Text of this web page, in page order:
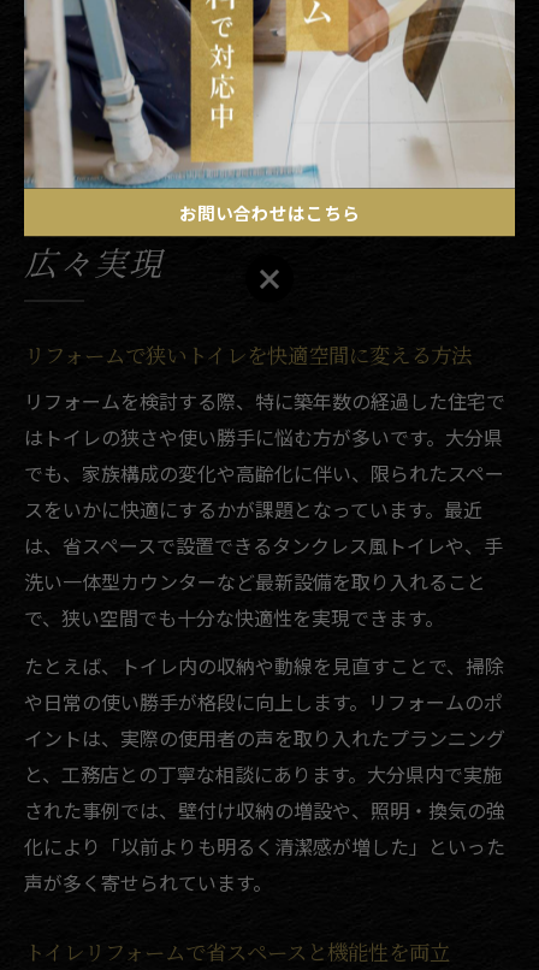
ーが丁寧だった」という声もあります。初心者の方は、
実績豊富なリフォーム業者のサポートを活用すること
で、安心して太陽光自家消費化を進められます。
狭いトイレ空間をリフォームで
広々実現
リフォームで狭いトイレを快適空間に変える方法
リフォームを検討する際、特に築年数の経過した住宅で
はトイレの狭さや使い勝手に悩む方が多いです。大分県
でも、家族構成の変化や高齢化に伴い、限られたスペー
スをいかに快適にするかが課題となっています。最近
は、省スペースで設置できるタンクレス風トイレや、手
洗い一体型カウンターなど最新設備を取り入れること
で、狭い空間でも十分な快適性を実現できます。
たとえば、トイレ内の収納や動線を見直すことで、掃除
や日常の使い勝手が格段に向上します。リフォームのポ
イントは、実際の使用者の声を取り入れたプランニング
と、工務店との丁寧な相談にあります。大分県内で実施
された事例では、壁付け収納の増設や、照明・換気の強
化により「以前よりも明るく清潔感が増した」といった
声が多く寄せられています。
トイレリフォームで省スペースと機能性を両立
お問い合わせはこちら
お問い合わせはこちら